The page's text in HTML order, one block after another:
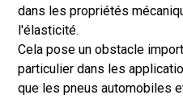
dans les propriétés
l'élasticité.
Cela pose un obstacle
particulier dans les
que les pneus automobiles